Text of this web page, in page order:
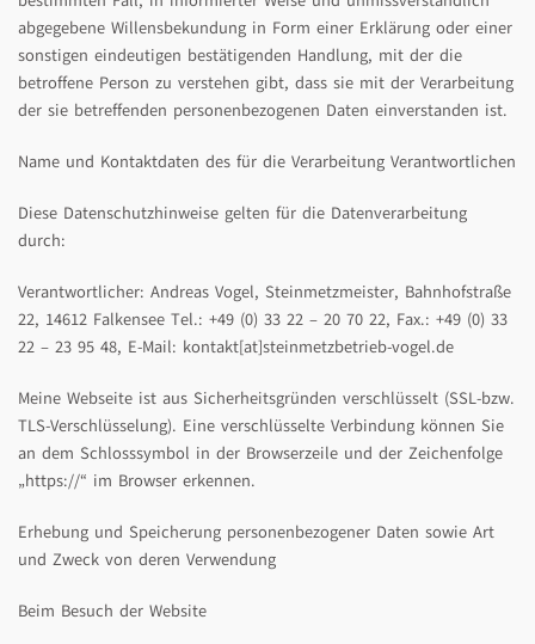
abgegebene Willensbekundung in Form einer Erklärung oder einer
sonstigen eindeutigen bestätigenden Handlung, mit der die
betroffene Person zu verstehen gibt, dass sie mit der Verarbeitung
der sie betreffenden personenbezogenen Daten einverstanden ist.
Name und Kontaktdaten des für die Verarbeitung Verantwortlichen
Diese Datenschutzhinweise gelten für die Datenverarbeitung
durch:
Verantwortlicher: Andreas Vogel, Steinmetzmeister, Bahnhofstraße
22, 14612 Falkensee Tel.: +49 (0) 33 22 – 20 70 22, Fax.: +49 (0) 33
22 – 23 95 48, E-Mail: kontakt[at]steinmetzbetrieb-vogel.de
Meine Webseite ist aus Sicherheitsgründen verschlüsselt (SSL-bzw.
TLS-Verschlüsselung). Eine verschlüsselte Verbindung können Sie
an dem Schlosssymbol in der Browserzeile und der Zeichenfolge
„https://“ im Browser erkennen.
Erhebung und Speicherung personenbezogener Daten sowie Art
und Zweck von deren Verwendung
Beim Besuch der Website